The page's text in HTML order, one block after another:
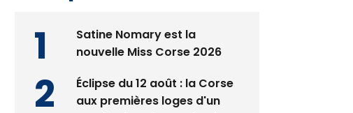
Éclipse du 12 août : la Corse
spectacle qui ne reviendra
pas avant 2081